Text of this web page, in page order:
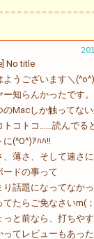
No title
ようございます＼
ー知らんかったです。
のMacしか触ってない
トコトコ……読んでる
に(^O^)ｱﾊﾊ!!
、薄さ、そして速さ
ードの事って
り話題になってなか
てたらご免なさいm(
っと前なら、打ちや
ってレビューもあった